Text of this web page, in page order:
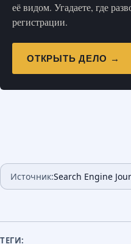
её видом. Угадаете, где
регистрации.
ОТКРЫТЬ ДЕЛО →
Источник:Search Engine
ТЕГИ: